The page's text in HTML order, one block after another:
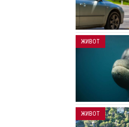
ЖИВОТ
ЖИВОТ